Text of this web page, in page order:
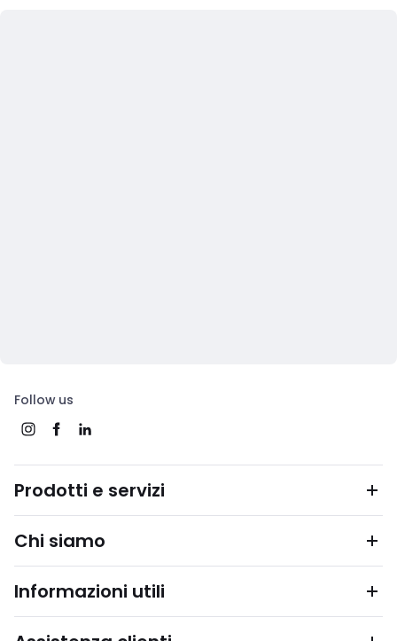
Follow us
Prodotti e servizi
Chi siamo
Informazioni utili